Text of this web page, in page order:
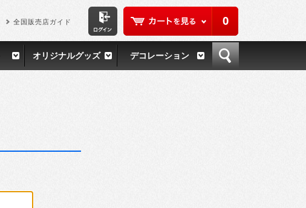
0
全国販売店ガイド
オリジナルグッズ デコレーション